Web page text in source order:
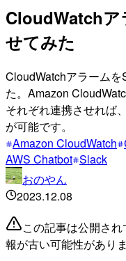
CloudWatchア
せてみた
CloudWatchアラーム
た。Amazon
それぞれ連携させれば
が可能です。
Amazon CloudWatch
AWS Chatbot Slack
おのやん
2023.12.08
この記事は公開さ
報が古い可能性があり